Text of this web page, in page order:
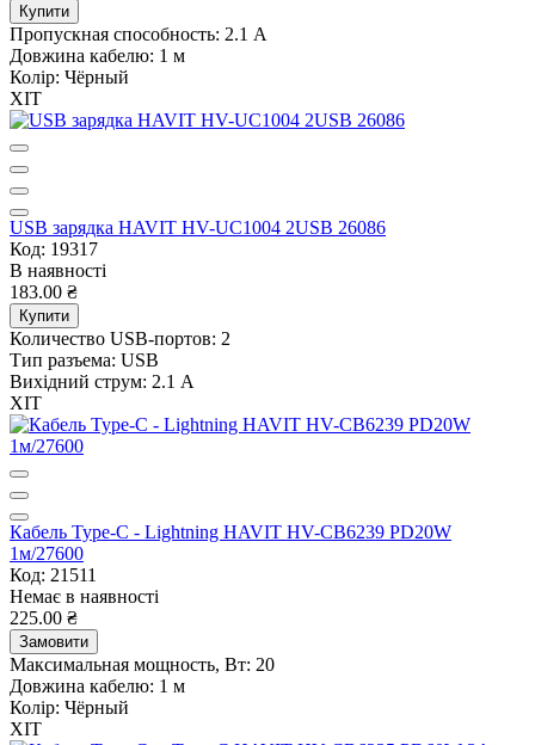
Купити
Пропускная способность: 2.1 А
Довжина кабелю: 1 м
Колір: Чёрный
ХІТ
USB зарядка HAVIT HV-UC1004 2USB 26086
Код: 19317
В наявності
183.00 ₴
Купити
Количество USB-портов: 2
Тип разъема: USB
Вихідний струм: 2.1 А
ХІТ
Кабель Type-C - Lightning HAVIT HV-CB6239 PD20W
1м/27600
Код: 21511
Немає в наявності
225.00 ₴
Замовити
Максимальная мощность, Вт: 20
Довжина кабелю: 1 м
Колір: Чёрный
ХІТ